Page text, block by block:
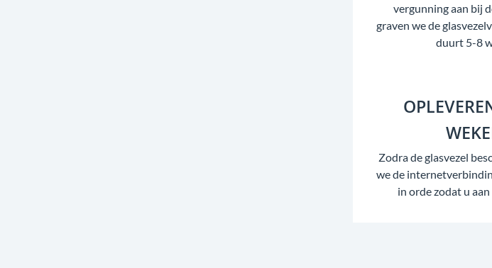
vergunning aan bij
graven we de
duurt 5-8
Zodra de glasvezel
we de
in orde zodat u